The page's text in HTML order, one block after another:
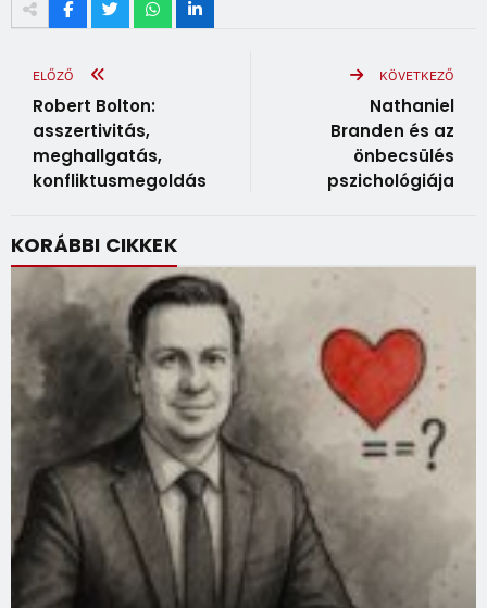
ELŐZŐ
Robert Bolton:
asszertivitás,
meghallgatás,
konfliktusmegoldás
KÖVETKEZŐ
Nathaniel
Branden és az
önbecsülés
pszichológiája
KORÁBBI CIKKEK